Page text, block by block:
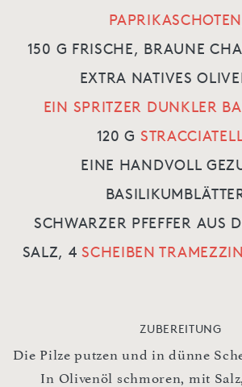
PAPRIKASCHOTEN
150 G FRISCHE, BRAUNE
EXTRA NATIVES
EIN SPRITZER DUNKLER
120 G
EINE HANDVOLL
SCHWARZER PFEFFER AUS
SALZ, 4SCHEIBEN
ZUBEREITUNG
Die Pilze putzen und in dünne
In Olivenöl schmoren, mit